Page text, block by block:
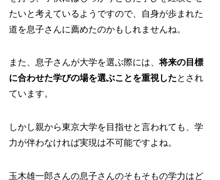
たいと考えているようですので、自身が歩まれた
道を息子さんに薦めたのかもしれませんね。
また、息子さんが大学を選ぶ際には、 将来の目標
に合わせた学びの場を選ぶことを重視した とされ
ています。
しかし親から東京大学を目指せと言われても、学
力が伴わなければ実現は不可能ですよね。
玉木雄一郎さんの息子さんのそもそもの学力はど